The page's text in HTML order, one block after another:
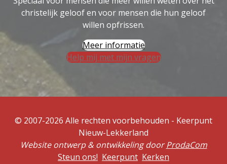
christelijk geloof en voor mensen die hun geloof
willen opfrissen.
Meer informatie
Help mij met mijn vragen
© 2007-2026 Alle rechten voorbehouden - Keerpunt
Nieuw-Lekkerland
Website ontwerp & ontwikkeling doorProdaCom
Steun ons! Keerpunt Kerken